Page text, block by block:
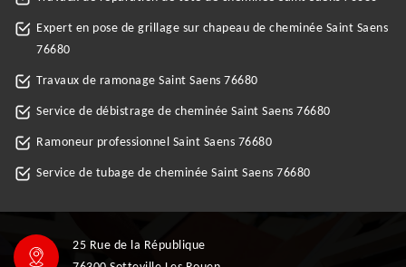
Expert en pose de grillage sur chapeau de cheminée Saint Saens
76680
Travaux de ramonage Saint Saens 76680
Service de débistrage de cheminée Saint Saens 76680
Ramoneur professionnel Saint Saens 76680
Service de tubage de cheminée Saint Saens 76680
25 Rue de la République